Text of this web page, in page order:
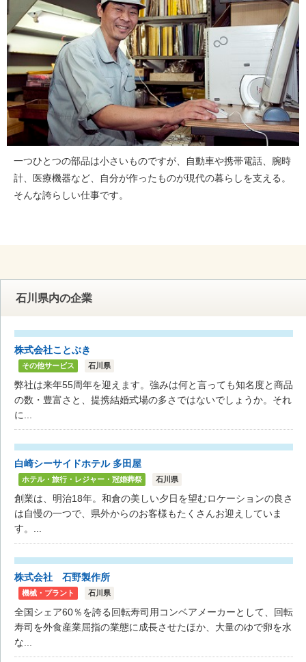
一つひとつの部品は小さいものですが、自動車や携帯電話、腕時
計、医療機器など、自分が作ったものが現代の暮らしを支える。
そんな誇らしい仕事です。
石川県内の企業
株式会社ことぶき
その他サービス 石川県
弊社は来年55周年を迎えます。強みは何と言っても知名度と商品
の数・豊富さと、提携結婚式場の多さではないでしょうか。それ
に...
白崎シーサイドホテル 多田屋
ホテル・旅行・レジャー・冠婚葬祭 石川県
創業は、明治18年。和倉の美しい夕日を望むロケーションの良さ
は自慢の一つで、県外からのお客様もたくさんお迎えしていま
す。...
株式会社 石野製作所
機械・プラント 石川県
全国シェア60％を誇る回転寿司用コンベアメーカーとして、回転
寿司を外食産業屈指の業態に成長させたほか、大量のゆで卵を水
な...